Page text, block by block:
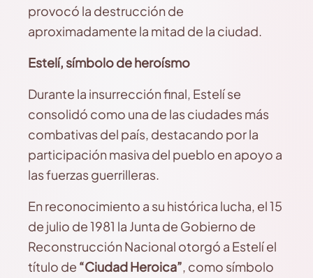
provocó la destrucción de
aproximadamente la mitad de la ciudad.
Estelí, símbolo de heroísmo
Durante la insurrección final, Estelí se
consolidó como una de las ciudades más
combativas del país, destacando por la
participación masiva del pueblo en apoyo a
las fuerzas guerrilleras.
En reconocimiento a su histórica lucha, el 15
de julio de 1981 la Junta de Gobierno de
Reconstrucción Nacional otorgó a Estelí el
título de “Ciudad Heroica”, como símbolo